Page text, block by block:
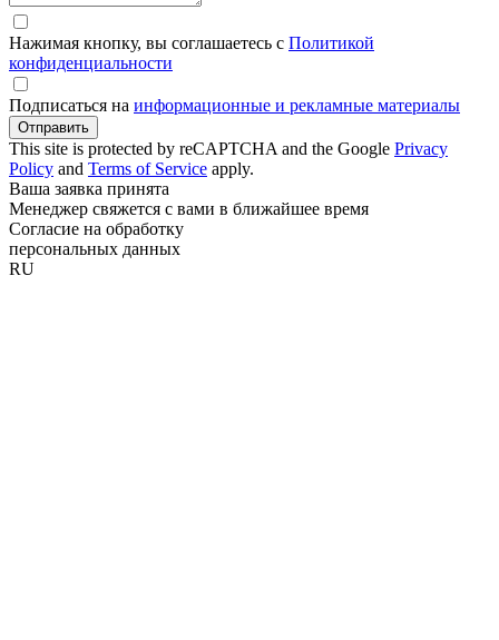
Нажимая кнопку, вы соглашаетесь с Политикой
конфиденциальности
Подписаться на информационные и рекламные материалы
Отправить
This site is protected by reCAPTCHA and the Google Privacy
Policy and Terms of Service apply.
Ваша заявка принята
Менеджер свяжется с вами в ближайшее время
Согласие на обработку
персональных данных
RU